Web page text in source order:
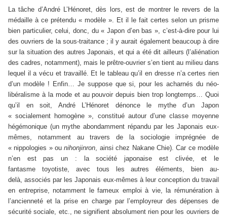
La tâche d’André L’Hénoret, dès lors, est de montrer le revers de la
médaille à ce prétendu « modèle ». Et il le fait certes selon un prisme
bien particulier, celui, donc, du « Japon d’en bas », c’est-à-dire pour lui
des ouvriers de la sous-traitance ; il y aurait également beaucoup à dire
sur la situation des autres Japonais, et qui a été dit ailleurs (l’aliénation
des cadres, notamment), mais le prêtre-ouvrier s’en tient au milieu dans
lequel il a vécu et travaillé. Et le tableau qu’il en dresse n’a certes rien
d’un modèle ! Enfin… Je suppose que si, pour les acharnés du néo-
libéralisme à la mode et au pouvoir depuis bien trop longtemps… Quoi
qu’il en soit, André L’Hénoret dénonce le mythe d’un Japon
« socialement homogène », constitué autour d’une classe moyenne
hégémonique (un mythe abondamment répandu par les Japonais eux-
mêmes, notamment au travers de la sociologie imprégnée de
« nippologies » ounihonjinron, ainsi chez Nakane Chie). Car ce modèle
n’en est pas un : la société japonaise est clivée, et le
fantasme toyotiste, avec tous les autres éléments, bien au-
delà, associés par les Japonais eux-mêmes à leur conception du travail
en entreprise, notamment le fameux emploi à vie, la rémunération à
l’ancienneté et la prise en charge par l’employreur des dépenses de
sécurité sociale, etc., ne signifient absolument rien pour les ouvriers de